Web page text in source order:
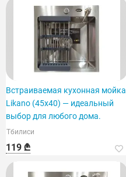
Встраиваемая кухонная мойка
Likano (45x40) — идеальный
выбор для любого дома.
Тбилиси
119 ₾